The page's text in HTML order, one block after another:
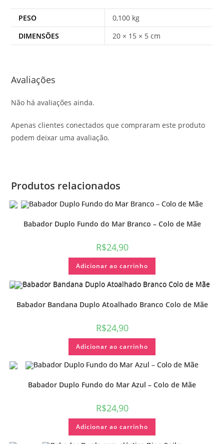
PESO
0,100 kg
DIMENSÕES
20 × 15 × 5 cm
Avaliações
Não há avaliações ainda.
Apenas clientes conectados que compraram este produto
podem deixar uma avaliação.
Produtos relacionados
Babador Duplo Fundo do Mar Branco – Colo de Mãe
R$24,90
Adicionar ao carrinho
Babador Bandana Duplo Atoalhado Branco Colo de Mãe
R$24,90
Adicionar ao carrinho
Babador Duplo Fundo do Mar Azul – Colo de Mãe
R$24,90
Adicionar ao carrinho